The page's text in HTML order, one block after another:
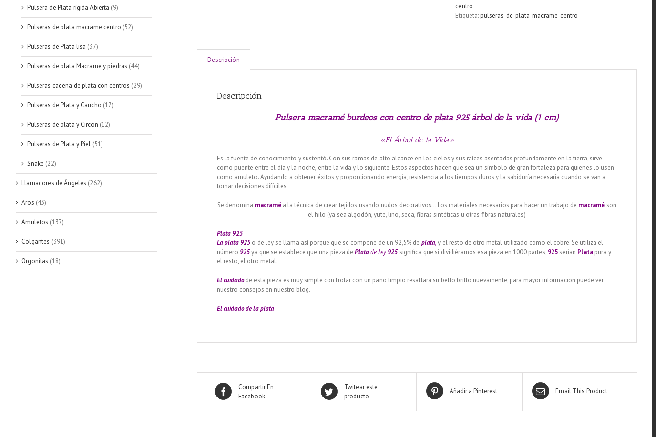
árbol
centro
Etiqueta:pulseras-de-plata-macrame-centro
Descripción
Descripción
Pulsera macramé burdeos con centro de plata 925 árbol de la vida (1 cm)
«El Árbol de la Vida»
Es la fuente de conocimiento y sustentó. Con sus ramas de alto alcance en los cielos y sus raíces asentadas profundamente en la tierra, sirve
como puente entre el día y la noche, entre la vida y lo siguiente. Estos aspectos hacen que sea un símbolo de gran fortaleza para quienes lo usen
como amuleto. Ayudando a obtener éxitos y proporcionando energía, resistencia a los tiempos duros y la sabiduría necesaria cuando se van a
tomar decisiones difíciles.
Se denomina macramé a la técnica de crear tejidos usando nudos decorativos… Los materiales necesarios para hacer un trabajo de macramé son
el hilo (ya sea algodón, yute, lino, seda, fibras sintéticas u otras fibras naturales)
Plata 925
La plata 925o de ley se llama así porque que se compone de un 92,5% deplata,y el resto de otro metal utilizado como el cobre. Se utiliza el
número 925ya que se establece que una pieza dePlatade ley925significa que si dividiéramos esa pieza en 1000 partes, 925 serían Plata pura y
el resto, el otro metal.
El cuidado de esta pieza es muy simple con frotar con un paño limpio resaltara su bello brillo nuevamente, para mayor información puede ver
nuestro consejos en nuestro blog.
El cuidado dela plata
Compartir En
Facebook
Twitear este
producto
Añadir a Pinterest Email This Product
Pulsera de Plata rígida Abierta (9)
Pulseras de plata macrame centro (52)
Pulseras de Plata lisa (37)
Pulseras de plata Macrame y piedras (44)
Pulseras cadena de plata con centros (29)
Pulseras de Plata y Caucho (17)
Pulseras de plata y Circon (12)
Pulseras de Plata y Piel (51)
Snake (22)
Llamadores de Ángeles (262)
Aros (43)
Amuletos (137)
Colgantes (391)
Orgonitas (18)